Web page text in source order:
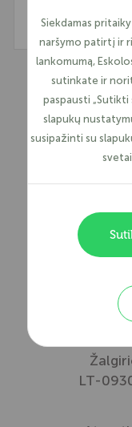
LT-
Siekdamas
naršymo patirtį ir
lankomumą,
sutinkate ir
paspausti „Sutikti
slapukų
susipažinti su